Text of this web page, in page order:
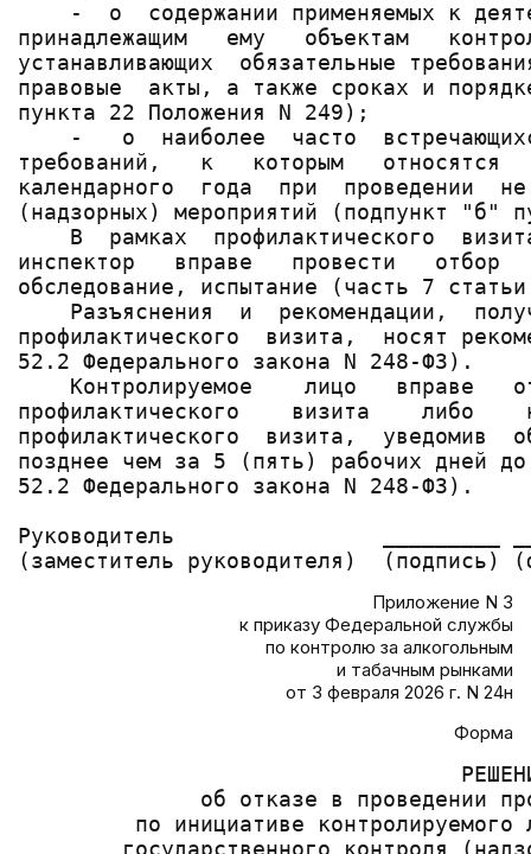
-  о  содержании применяемых к
принадлежащим   ему   объектам
устанавливающих  обязательные
правовые  акты, а также сроках и
пункта 22 Положения N 249);
-   о  наиболее  часто
требований,   к   которым   относятся
календарного  года  при  проведении
(надзорных) мероприятий (подпункт "б"
В  рамках  профилактического
инспектор   вправе   провести   отбор
обследование, испытание (часть 7
Разъяснения  и  рекомендации,
профилактического  визита,  носят
52.2 Федерального закона N 248-ФЗ).
Контролируемое    лицо   вправе
профилактического    визита    либо
профилактического  визита,  уведомив
позднее чем за 5 (пять) рабочих дней
52.2 Федерального закона N 248-ФЗ).
Руководитель                _________
Приложение N 3
к приказу Федеральной службы
по контролю за алкогольным
и табачным рынками
от 3 февраля 2026 г. N 24н
Форма
об отказе в проведении
по инициативе контролируемого
государственного контроля